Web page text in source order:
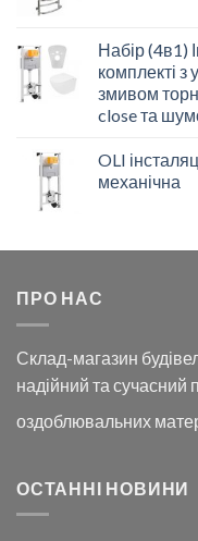
Набір (4в1)
комплекті з
змивом
close та
OLI
механічна
ПРО НАС
Склад-магазин
надійний та сучасний
оздоблювальних
ОСТАННІ НОВИНИ